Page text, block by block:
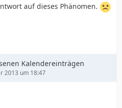
auf dieses Phänomen.
Kalendereinträgen
2013 um 18:47